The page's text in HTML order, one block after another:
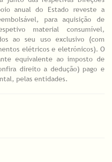
anual do Estado reveste a
para aquisição de
material consumível,
ao seu uso exclusivo (com
elétricos e eletrónicos). O
equivalente ao imposto de
direito a dedução) pago e
pelas entidades.